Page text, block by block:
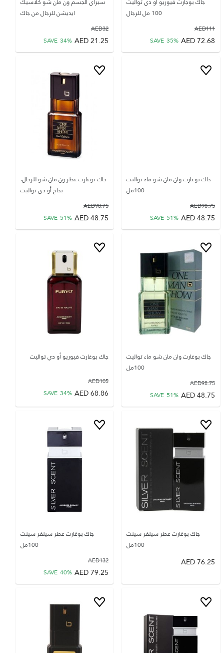
100 مل للرجال
111
AED
72.68
AED
SAVE 35%
ايديشن للرجال من جاك
32
AED
21.25
AED
SAVE 34%
جاك بوغارت وان مان شو ماء تواليت
100مل
98.75
AED
48.75
AED
SAVE 51%
جاك بوغارت عطر ون مان شو للرجال،
بخاخ أو دي تواليت
98.75
AED
48.75
AED
SAVE 51%
جاك بوغارت وان مان شو ماء تواليت
100مل
98.75
AED
48.75
AED
SAVE 51%
جاك بوغارت فيوريو أو دي تواليت
105
AED
68.86
AED
SAVE 34%
جاك بوغارت عطر سيلفر سينت
100مل
76.25
AED
جاك بوغارت عطر سيلفر سينت
100مل
132
AED
79.25
AED
SAVE 40%